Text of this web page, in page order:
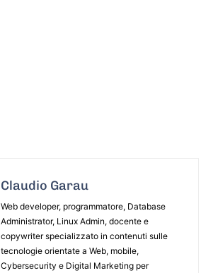
Claudio Garau
Web developer, programmatore, Database
Administrator, Linux Admin, docente e
copywriter specializzato in contenuti sulle
tecnologie orientate a Web, mobile,
Cybersecurity e Digital Marketing per